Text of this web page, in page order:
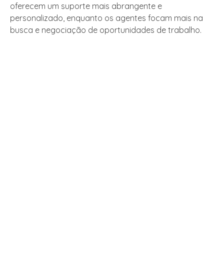
oferecem um suporte mais abrangente e
personalizado, enquanto os agentes focam mais na
busca e negociação de oportunidades de trabalho.